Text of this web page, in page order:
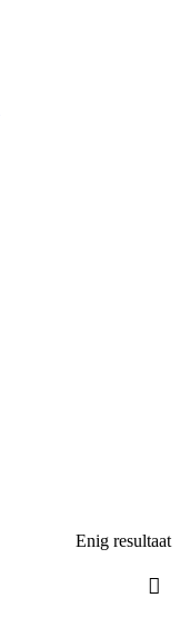
Enig resultaat